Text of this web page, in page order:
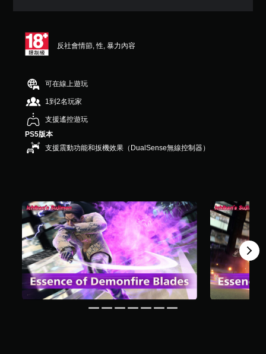
（
滿
顆
）
，
共
1
9
反社會情節, 性, 暴力內容
可在線上遊玩
1到2名玩家
支援遙控遊玩
PS5版本
支援震動功能和扳機效果（DualSense無線控制器）